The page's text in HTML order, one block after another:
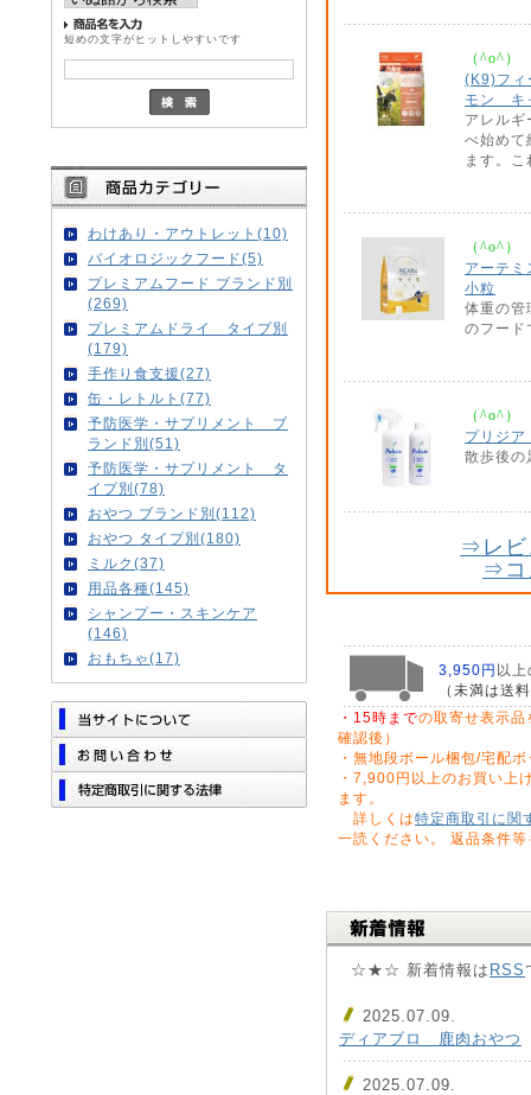
短めの文字がヒットしやすいです
わけあり・アウトレット(10)
バイオロジックフード(5)
プレミアムフード ブランド別
(269)
プレミアムドライ タイプ別
(179)
手作り食支援(27)
缶・レトルト(77)
予防医学・サプリメント ブ
ランド別(51)
予防医学・サプリメント タ
イプ別(78)
おやつ ブランド別(112)
おやつ タイプ別(180)
ミルク(37)
用品各種(145)
シャンプー・スキンケア
(146)
おもちゃ(17)
（^o^）
(K9)フィ
モン キ
アレルギ
べ始めて
ます。
（^o^）
アーテ
小粒
体重の管
のフード
（^o^）
プリジ
散歩後の
⇒レビ
⇒コ
3,950円 以
（未満は送
・15時までの取寄せ表示品
確認後）
・無地段ボール梱包/宅配
・7,900円以上のお買い上
ます。
詳しくは特定商取引に関
一読ください。 返品条件
☆★☆ 新着情報は RSS
2025.07.09.
ディアブロ 鹿肉おやつ
2025.07.09.